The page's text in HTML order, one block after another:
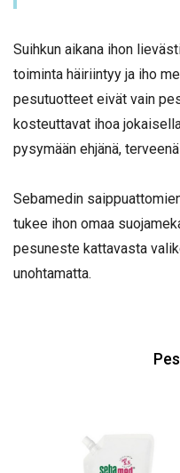
Suihkun aikana ihon
toiminta häiriintyy ja iho
pesutuotteet eivät vain
kosteuttavat ihoa
pysymään ehjänä,
Sebamedin
tukee ihon omaa
pesuneste kattavasta
unohtamatta.